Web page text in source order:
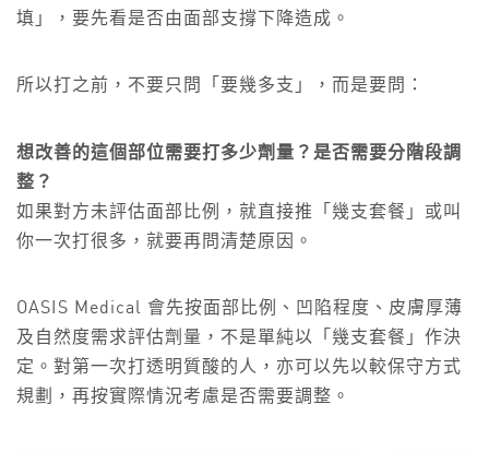
填」，要先看是否由面部支撐下降造成。
所以打之前，不要只問「要幾多支」，而是要問：
想改善的這個部位需要打多少劑量？是否需要分階段調
整？
如果對方未評估面部比例，就直接推「幾支套餐」或叫
你一次打很多，就要再問清楚原因。
OASIS Medical 會先按面部比例、凹陷程度、皮膚厚薄
及自然度需求評估劑量，不是單純以「幾支套餐」作決
定。對第一次打透明質酸的人，亦可以先以較保守方式
規劃，再按實際情況考慮是否需要調整。